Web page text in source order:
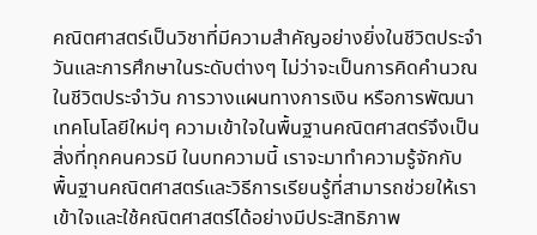
คณิตศาสตร์เป็นวิชาที่มีความสำคัญอย่างยิ่งในชีวิตประจำ
วันและการศึกษาในระดับต่างๆ ไม่ว่าจะเป็นการคิดคำนวณ
ในชีวิตประจำวัน การวางแผนทางการเงิน หรือการพัฒนา
เทคโนโลยีใหม่ๆ ความเข้าใจในพื้นฐานคณิตศาสตร์จึงเป็น
สิ่งที่ทุกคนควรมี ในบทความนี้ เราจะมาทำความรู้จักกับ
พื้นฐานคณิตศาสตร์และวิธีการเรียนรู้ที่สามารถช่วยให้เรา
เข้าใจและใช้คณิตศาสตร์ได้อย่างมีประสิทธิภาพ